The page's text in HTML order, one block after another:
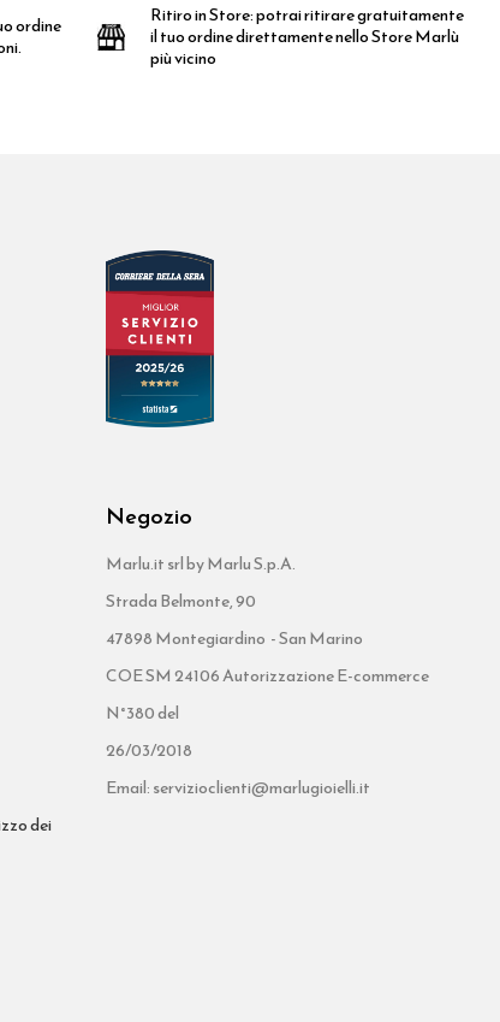
ordine
Ritiro in Store:potrai ritirare gratuitamente
il tuo ordine direttamente nello Store Marlù
più vicino
dei
Negozio
Marlu.it srl by Marlu S.p.A.
Strada Belmonte, 90
47898 Montegiardino - San Marino
COE SM 24106 Autorizzazione E-commerce
N°380 del
26/03/2018
Email: servizioclienti@marlugioielli.it